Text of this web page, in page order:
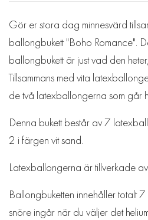
Gör er stora dag minnesvärd
ballongbukett "Boho Romance".
ballongbukett är just vad den
Tillsammans med vita
de två latexballongerna som går
Denna bukett består av 7
2 i färgen vit sand.
Latexballongerna är tillverkade
Ballongbuketten innehåller totalt
snöre ingår när du väljer det